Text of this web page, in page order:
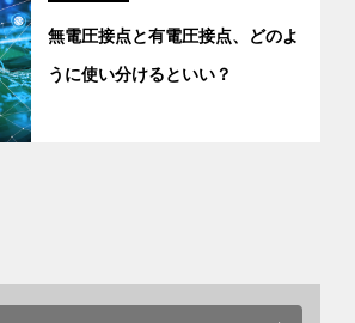
無電圧接点と有電圧接点、どのよ
うに使い分けるといい？